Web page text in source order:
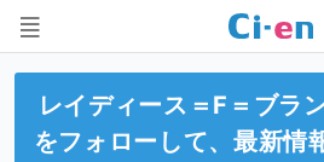
レイディース＝F＝ブラ
をフォローして、最新情